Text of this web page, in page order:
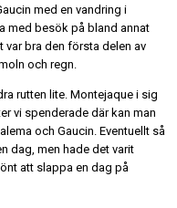
med en vandring i
med besök på bland annat
var bra den första delen av
och regn.
rutten lite. Montejaque i sig
vi spenderade där kan man
och Gaucin. Eventuellt så
dag, men hade det varit
att slappa en dag på